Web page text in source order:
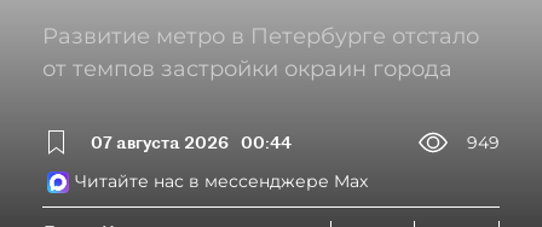
Развитие метро в Петербурге отстало
от темпов застройки окраин города
07 августа 2026 00:44
949
Читайте нас в мессенджере Max